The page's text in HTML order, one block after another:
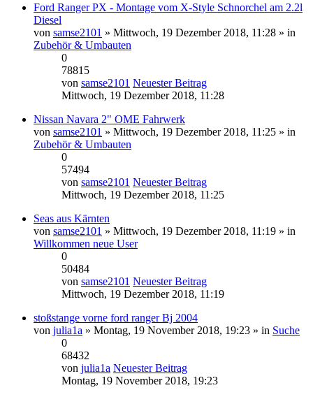
Ford Ranger PX - Montage vom X-Style Schnorchel am 2.2l
Diesel
von samse2101 » Mittwoch, 19 Dezember 2018, 11:28 » in
Zubehör & Umbauten
0
78815
von samse2101 Neuester Beitrag
Mittwoch, 19 Dezember 2018, 11:28
Nissan Navara 2" OME Fahrwerk
von samse2101 » Mittwoch, 19 Dezember 2018, 11:25 » in
Zubehör & Umbauten
0
57494
von samse2101 Neuester Beitrag
Mittwoch, 19 Dezember 2018, 11:25
Seas aus Kärnten
von samse2101 » Mittwoch, 19 Dezember 2018, 11:19 » in
Willkommen neue User
0
50484
von samse2101 Neuester Beitrag
Mittwoch, 19 Dezember 2018, 11:19
stoßstange vorne ford ranger Bj 2004
von julia1a » Montag, 19 November 2018, 19:23 » in Suche
0
68432
von julia1a Neuester Beitrag
Montag, 19 November 2018, 19:23